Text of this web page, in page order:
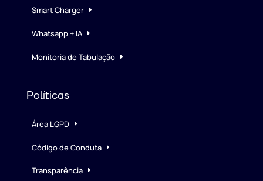
Smart Charger
Whatsapp + IA
Monitoria de Tabulação
Políticas
Área LGPD
Código de Conduta
Transparência